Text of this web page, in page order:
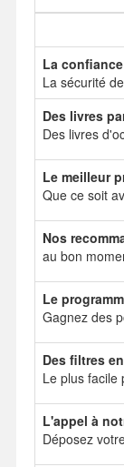
La confiance
La sécurité
Des livres
Des livres
Le meilleur
Que ce soit
Nos
au bon
Le
Gagnez des
Des filtres
Le plus facile
L'appel à
Déposez